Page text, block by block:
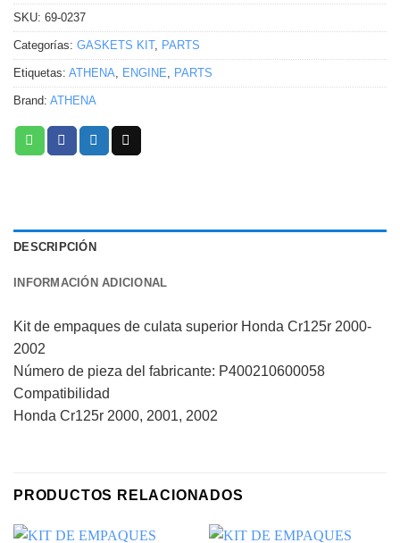
SKU: 69-0237
Categorías: GASKETS KIT, PARTS
Etiquetas: ATHENA ENGINE PARTS
Brand: ATHENA
DESCRIPCIÓN
INFORMACIÓN ADICIONAL
Kit de empaques de culata superior Honda Cr125r 2000-
2002
Número de pieza del fabricante: P400210600058
Compatibilidad
Honda Cr125r 2000, 2001, 2002
PRODUCTOS RELACIONADOS